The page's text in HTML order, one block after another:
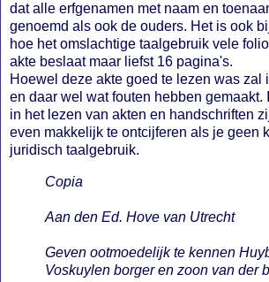
dat alle erfgenamen met naam en
genoemd als ook de ouders. Het is ook
hoe het omslachtige taalgebruik vele
akte beslaat maar liefst 16 pagina's.
Hoewel deze akte goed te lezen was zal
en daar wel wat fouten hebben gemaakt.
in het lezen van akten en handschriften
even makkelijk te ontcijferen als je geen
juridisch taalgebruik.
Copia
Aan den Ed. Hove van Utrecht
Geven ootmoedelijk te kennen
Voskuylen borger en zoon van der